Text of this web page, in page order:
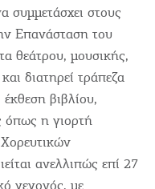
στους
Επανάσταση του
θεάτρου, μουσικής,
διατηρεί τράπεζα
βιβλίου,
όπως η γιορτή
ανελλιπώς επί 27
γεγονός, με